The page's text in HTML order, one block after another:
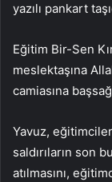
yazılı pankart
Eğitim Bir-Sen
meslektaşına
camiasına
Yavuz,
saldırıların son
atılmasını,